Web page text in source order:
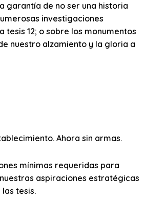
garantía de no ser una historia
investigaciones
12; o sobre los monumentos
nuestro alzamiento y la gloria a
Ahora sin armas.
mínimas requeridas para
aspiraciones estratégicas
tesis.